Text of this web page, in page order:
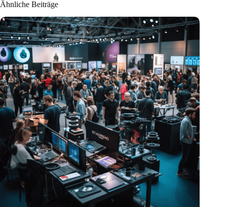
Ähnliche Beiträge